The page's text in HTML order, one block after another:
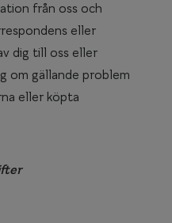
från oss och
eller
dig till oss eller
om gällande problem
eller köpta